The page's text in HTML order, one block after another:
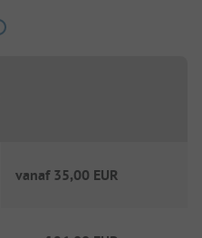
vanaf 35,00 EUR